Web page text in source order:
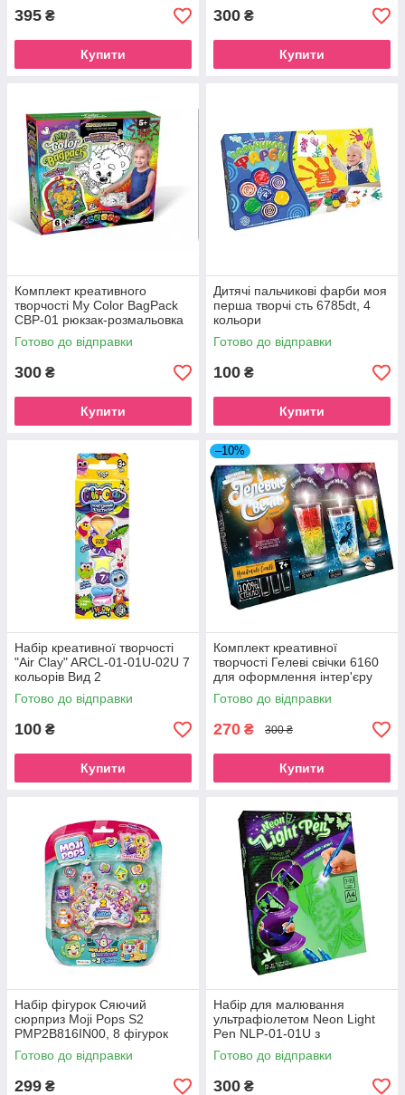
395 ₴
Купити
300 ₴
Купити
Комплект креативного
творчості My Color BagPack
CBP-01 рюкзак-розмальовка
Ведмедик
Готово до відправки
300 ₴
Купити
Дитячі пальчикові фарби моя
перша творчі сть 6785dt, 4
кольори
Готово до відправки
100 ₴
Купити
Набір креативної творчості
"Air Clay" ARCL-01-01U-02U 7
кольорів Вид 2
Готово до відправки
100 ₴
Купити
–10%
Комплект креативної
творчості Гелеві свічки 6160
для оформлення інтер'єру
GS-02-01
Готово до відправки
270 ₴ 300 ₴
Купити
Набір фігурок Сяючий
сюрприз Moji Pops S2
PMP2B816IN00, 8 фігурок
Готово до відправки
299 ₴
Набір для малювання
ультрафіолетом Neon Light
Pen NLP-01-01U з
трафаретами
Готово до відправки
300 ₴